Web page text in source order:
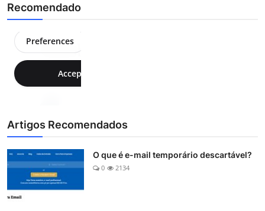
Recomendado
Artigos Recomendados
O que é e-mail temporário descartável?
0 2134